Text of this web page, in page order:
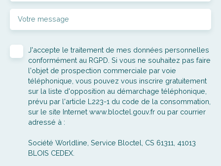
Votre message
J'accepte le traitement de mes données personnelles
conformément au RGPD. Si vous ne souhaitez pas faire
l'objet de prospection commerciale par voie
téléphonique, vous pouvez vous inscrire gratuitement
sur la liste d'opposition au démarchage téléphonique,
prévu par l'article L223-1 du code de la consommation,
sur le site Internet www.bloctel.gouv.fr ou par courrier
adressé à :
Société Worldline, Service Bloctel, CS 61311, 41013
BLOIS CEDEX.